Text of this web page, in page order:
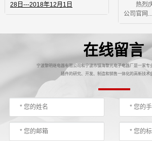
28日---2018年12月1日
热烈庆
公司官网...
在线留言
宁波黎明继电器有限公司和宁波市镇海黎光电子电器厂是一家专
插件的研究、开发、制造和销售一体化的高新技术